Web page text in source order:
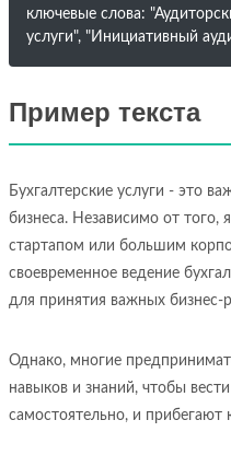
ключевые слова:
услуги", "Инициативный
Пример текста
Бухгалтерские услуги - это
бизнеса. Независимо от того,
стартапом или большим
своевременное ведение
для принятия важных бизнес-
Однако, многие
навыков и знаний, чтобы вести
самостоятельно, и прибегают